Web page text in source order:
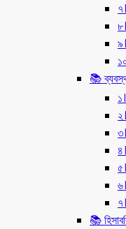
📚
📚